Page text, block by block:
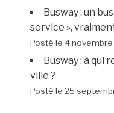
Busway : un
service »,
Posté le 4
Busway : à qui
ville ?
Posté le 25